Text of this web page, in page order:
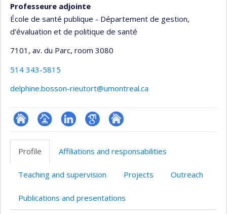
Professeure adjointe
École de santé publique - Département de gestion,
d’évaluation et de politique de santé
7101, av. du Parc, room 3080
514 343-5815
delphine.bosson-rieutort@umontreal.ca
ResearchGate
Page
professionnelle
(faculté,département,école)
LinkedInGoogleAutre
web
Profile Affiliations and responsabilities
Teaching and supervision Projects Outreach
Publications and presentations